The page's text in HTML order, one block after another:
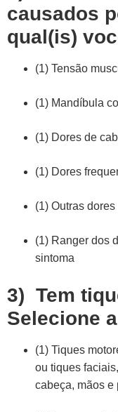
causados
qual(is)
(1) Tensão
(1) Mandíbula
(1) Dores de
(1) Dores
(1) Outras
(1) Ranger dos
sintoma
3) Tem
Selecione
(1) Tiques
ou tiques
cabeça, mãos e